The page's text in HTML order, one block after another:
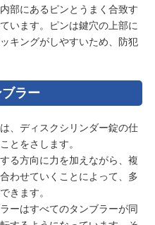
部にあるピンとうまく合致す
います。ピンは鍵穴の上部に
キングがしやすいため、防犯
ラー
、ディスクシリンダー錠の仕
とをさします。
る方向に力を加えながら、複
わせていくことによって、多
きます。
ーはすべてのタンブラーが同